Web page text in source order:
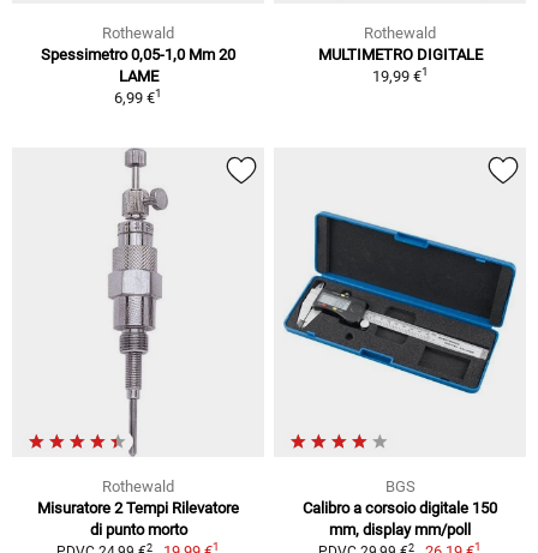
Rothewald
Spessimetro 0,05-1,0 Mm 20
LAME
6,99 €1
Rothewald
MULTIMETRO DIGITALE
19,99 €1
Rothewald
Misuratore 2 Tempi Rilevatore
di punto morto
2 1
BGS
Calibro a corsoio digitale 150
mm, display mm/poll
2 1